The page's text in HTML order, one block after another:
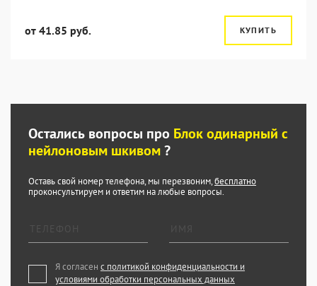
от 41.85 руб. КУПИТЬ
Остались вопросы про Блок одинарный с
нейлоновым шкивом?
Оставь свой номер телефона, мы перезвоним,бесплатно
проконсультируем и ответим на любые вопросы.
Я согласен с политикой конфиденциальности и
условиями обработки персональных данных